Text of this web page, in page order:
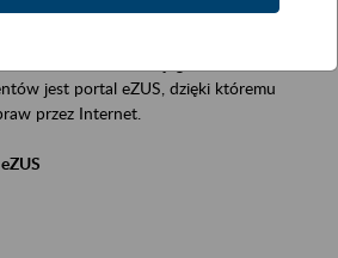
ZUS eZUS
jest portal eZUS, dzięki któremu
przez Internet.